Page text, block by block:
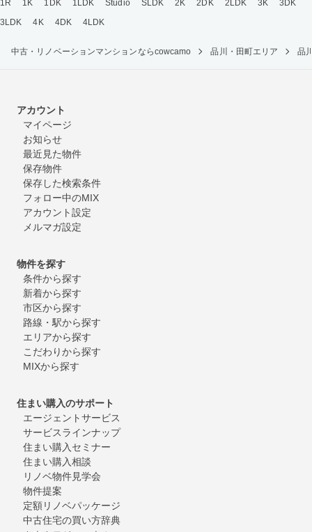
1R 1K 1DK 1LDK Studio SLDK 2K 2DK 2LDK 3K
3DK
3LDK
4K 4DK 4LDK
中古・リノベーションマンションならcowcamo 品川・田町エリア 品
アカウント
マイページ
お知らせ
最近見た物件
保存物件
保存した検索条件
フォロー中のMIX
アカウント設定
メルマガ設定
物件を探す
条件から探す
新着から探す
市区から探す
路線・駅から探す
エリアから探す
こだわりから探す
MIXから探す
住まい購入のサポート
エージェントサービス
サービスラインナップ
住まい購入セミナー
住まい購入相談
リノベ物件見学会
物件提案
定額リノベパッケージ
中古住宅の買い方辞典